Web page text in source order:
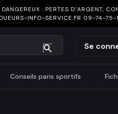
: PERTES D’ARGENT,
INFO-SERVICE.FR 09-74-75-
Se
Conseils paris sportifs